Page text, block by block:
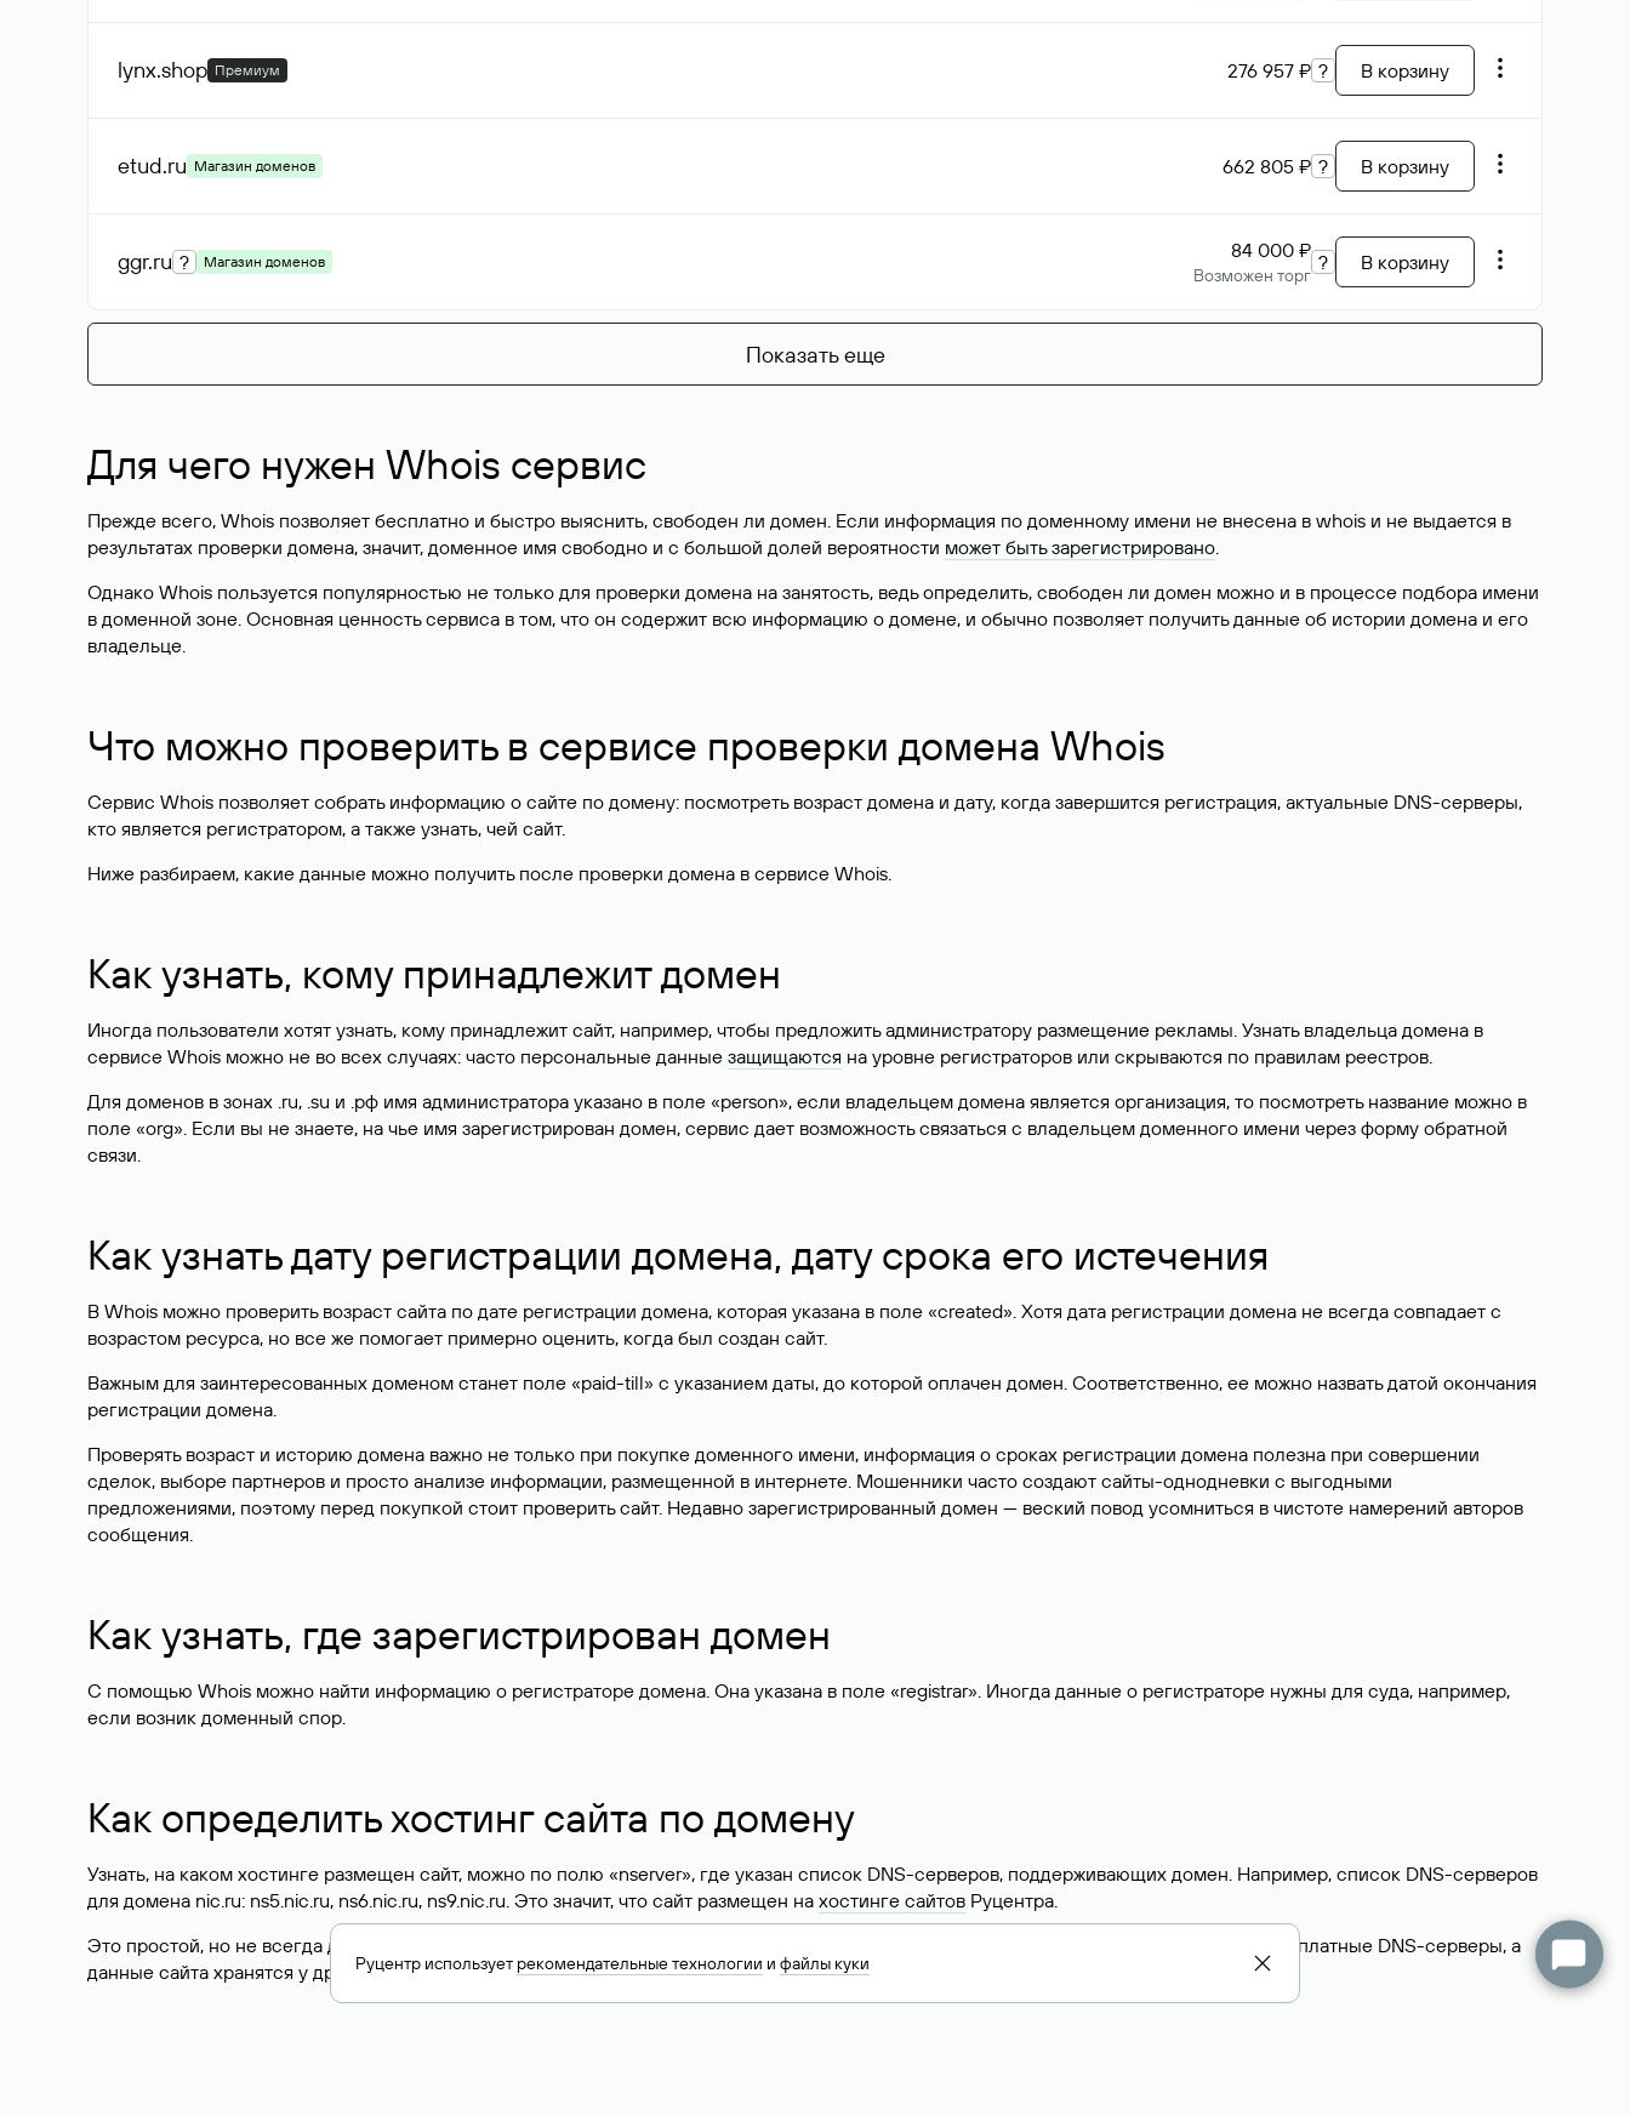
lynx.shop Премиум 276 957 ₽ ? В корзину
etud.ru Магазин доменов 662 805 ₽ ? В корзину
ggr.ru ? Магазин доменов 84 000 ₽
Возможен торг
? В корзину
Показать еще
Для чего нужен Whois сервис
Прежде всего, Whois позволяет бесплатно и быстро выяснить, свободен ли домен. Если информация по доменному имени не внесена в whois и не выдается в
результатах проверки домена, значит, доменное имя свободно и с большой долей вероятности может быть зарегистрировано.
Однако Whois пользуется популярностью не только для проверки домена на занятость, ведь определить, свободен ли домен можно и в процессе подбора имени
в доменной зоне. Основная ценность сервиса в том, что он содержит всю информацию о домене, и обычно позволяет получить данные об истории домена и его
владельце.
Что можно проверить в сервисе проверки домена Whois
Сервис Whois позволяет собрать информацию о сайте по домену: посмотреть возраст домена и дату, когда завершится регистрация, актуальные DNS-серверы,
кто является регистратором, а также узнать, чей сайт.
Ниже разбираем, какие данные можно получить после проверки домена в сервисе Whois.
Как узнать, кому принадлежит домен
Иногда пользователи хотят узнать, кому принадлежит сайт, например, чтобы предложить администратору размещение рекламы. Узнать владельца домена в
сервисе Whois можно не во всех случаях: часто персональные данные защищаются на уровне регистраторов или скрываются по правилам реестров.
Для доменов в зонах .ru, .su и .рф имя администратора указано в поле «person», если владельцем домена является организация, то посмотреть название можно в
поле «org». Если вы не знаете, на чье имя зарегистрирован домен, сервис дает возможность связаться с владельцем доменного имени через форму обратной
связи.
Как узнать дату регистрации домена, дату срока его истечения
В Whois можно проверить возраст сайта по дате регистрации домена, которая указана в поле «created». Хотя дата регистрации домена не всегда совпадает с
возрастом ресурса, но все же помогает примерно оценить, когда был создан сайт.
Важным для заинтересованных доменом станет поле «paid-till» с указанием даты, до которой оплачен домен. Соответственно, ее можно назвать датой окончания
регистрации домена.
Проверять возраст и историю домена важно не только при покупке доменного имени, информация о сроках регистрации домена полезна при совершении
сделок, выборе партнеров и просто анализе информации, размещенной в интернете. Мошенники часто создают сайты-однодневки с выгодными
предложениями, поэтому перед покупкой стоит проверить сайт. Недавно зарегистрированный домен — веский повод усомниться в чистоте намерений авторов
сообщения.
Как узнать, где зарегистрирован домен
С помощью Whois можно найти информацию о регистраторе домена. Она указана в поле «registrar». Иногда данные о регистраторе нужны для суда, например,
если возник доменный спор.
Как определить хостинг сайта по домену
Узнать, на каком хостинге размещен сайт, можно по полю «nserver», где указан список DNS-серверов, поддерживающих домен. Например, список DNS-серверов
для домена nic.ru: ns5.nic.ru, ns6.nic.ru, ns9.nic.ru. Это значит, что сайт размещен на хостинге сайтов Руцентра.
Это простой, но не всегда достоверный способ узнать хостинг-провайдера сайта. Иногда владельцы сайтов делегируют домен на бесплатные DNS-серверы, а
данные сайта хранятся у другого хостинг-провайдера.
Руцентр использует рекомендательные технологии и файлы куки